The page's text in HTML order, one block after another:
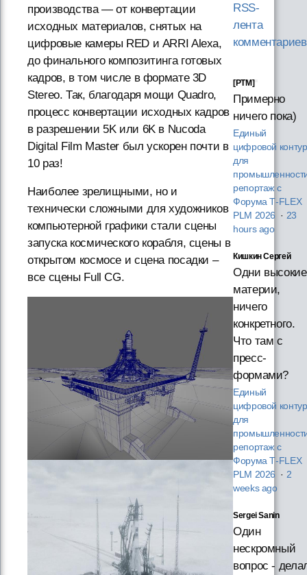
производства — от конвертации
исходных материалов, снятых на
цифровые камеры RED и ARRI Alexa,
до финального композитинга готовых
кадров, в том числе в формате 3D
Stereo. Так, благодаря мощи Quadro,
процесс конвертации исходных кадров
в разрешении 5K или 6K в Nucoda
Digital Film Master был ускорен почти в
10 раз!
Наиболее зрелищными, но и
технически сложными для художников
компьютерной графики стали сцены
запуска космического корабля, сцены в
открытом космосе и сцена посадки –
все сцены Full CG.
RSS-
лента
комментариев
[PTM]
Примерно
ничего пока)
Единый
цифровой контур
для
репортаж с
Форума T‑FLEX
PLM 2026 · 23
hours ago
Кишкин Сергей
Одни высокие
материи,
ничего
конкретного.
Что там с
пресс-
формами?
Единый
цифровой контур
для
репортаж с
Форума T‑FLEX
PLM 2026 · 2
weeks ago
Sergei Sanin
Один
нескромный
вопрос -